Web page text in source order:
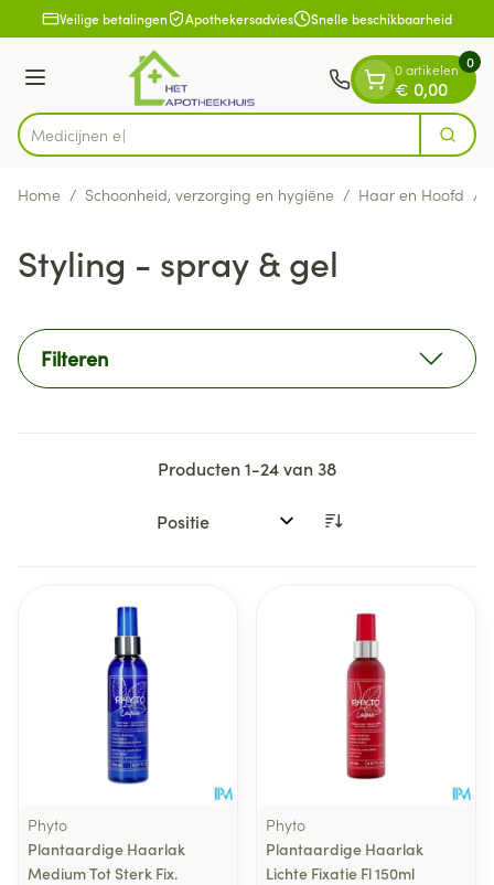
Ga naar de inhoud
1 van 1Veilige betalingen Apothekersadvies Snelle beschikbaarheid
Menu
Product, merk, categorie... Zoek
0 artikelen
€ 0,00
0
Home / Schoonheid, verzorging en hygiëne / Haar en Hoofd /
Styling - spray & gel
Filteren
Producten1-24van38
Sorteer op:
Phyto
Plantaardige Haarlak
Medium Tot Sterk Fix.
Phyto
Plantaardige Haarlak
Lichte Fixatie Fl 150ml